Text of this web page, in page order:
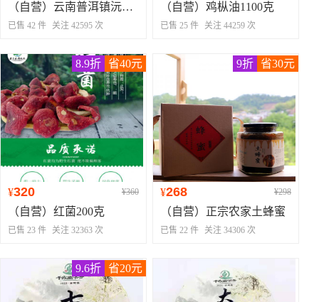
（自营）云南普洱镇沅当季黑花生1000克
已售 42 件 关注 42595 次
（自营）鸡枞油1100克
已售 25 件 关注 44259 次
8.9折 省40元
¥320 ¥360
（自营）红菌200克
已售 23 件 关注 32363 次
9折 省30元
¥268 ¥298
（自营）正宗农家土蜂蜜
已售 22 件 关注 34306 次
9.6折 省20元